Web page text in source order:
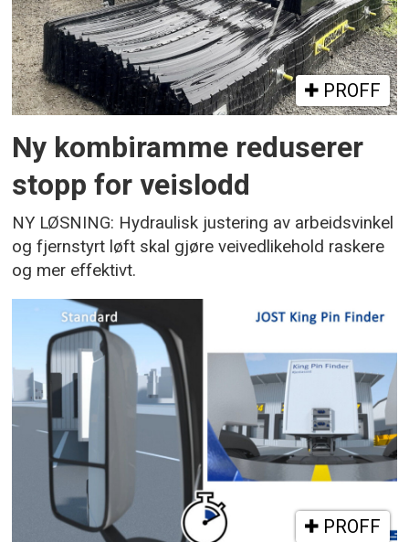
PROFF
Ny kombiramme reduserer
stopp for veislodd
NY LØSNING: Hydraulisk justering av arbeidsvinkel
og fjernstyrt løft skal gjøre veivedlikehold raskere
og mer effektivt.
PROFF